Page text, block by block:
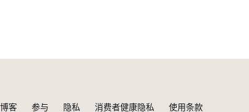
博客 参与 隐私 消费者健康隐私 使用条款